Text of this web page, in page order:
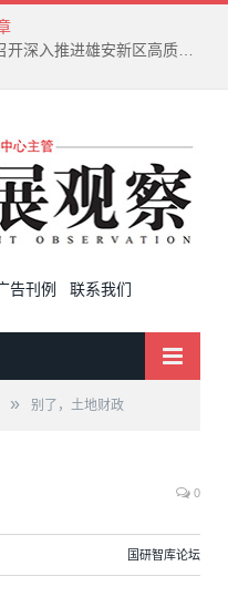
技术演进趋势
告刊例 联系我们
» 别了，土地财政
0
国研智库论坛